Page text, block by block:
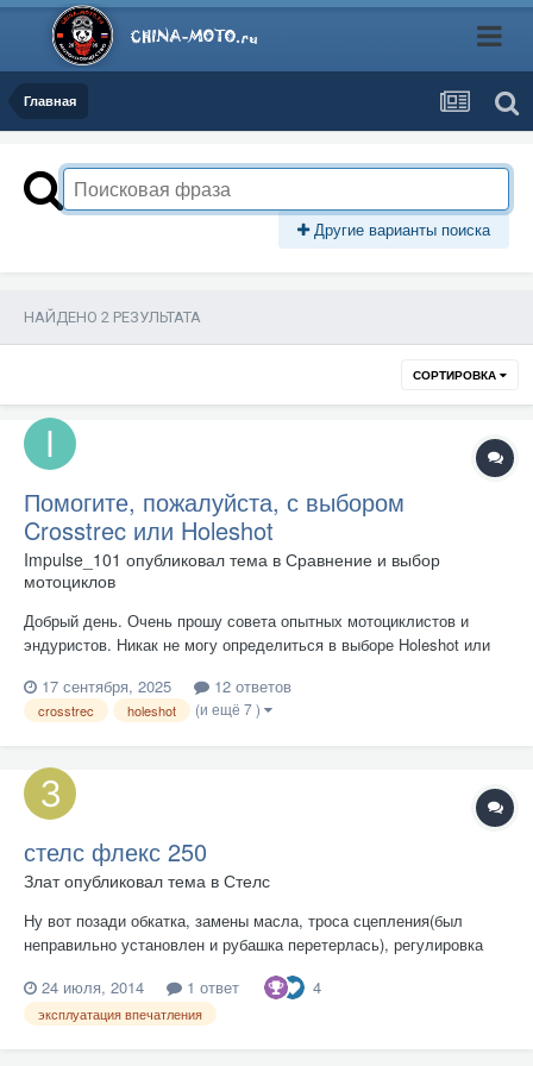
Главная
Другие варианты поиска
НАЙДЕНО 2 РЕЗУЛЬТАТА
СОРТИРОВКА
Помогите, пожалуйста, с выбором
Crosstrec или Holeshot
Impulse_101 опубликовал тема в Сравнение и выбор
мотоциклов
Добрый день. Очень прошу совета опытных мотоциклистов и
эндуристов. Никак не могу определиться в выборе Holeshot или
(что актуально), но пугает риск пробить шланг или помять
радиатор (цены, мрак. Патрубки 8к, 2 радиатора 18к). Да и проб...
17 сентября, 2025 12 ответов
crosstrec holeshot (и ещё 7 )
стелс флекс 250
Златопубликовал тема в Стелс
Ну вот позади обкатка, замены масла, троса сцепления(был
неправильно установлен и рубашка перетерлась), регулировка
верой и правдой, выполняет именно те задачи, для которых и был
куплен и в общем-то радует. В молодости был Чезет-350 и
24 июля, 2014 1 ответ 4
эксплуатация впечатления